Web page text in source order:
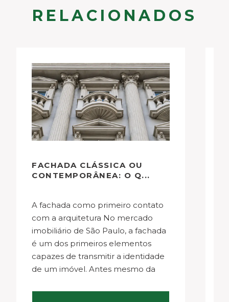
RELACIONADOS
FACHADA CLÁSSICA OU
CONTEMPORÂNEA: O Q...
A fachada como primeiro contato
com a arquitetura No mercado
imobiliário de São Paulo, a fachada
é um dos primeiros elementos
capazes de transmitir a identidade
de um imóvel. Antes mesmo da
arquitetônicas, estilo de vida e